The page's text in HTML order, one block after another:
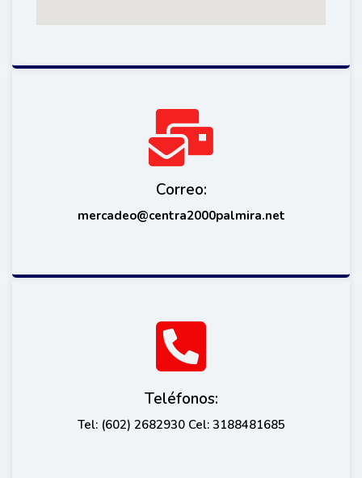
Correo:
mercadeo@centra2000palmira.net
Teléfonos:
Tel: (602) 2682930 Cel: 3188481685